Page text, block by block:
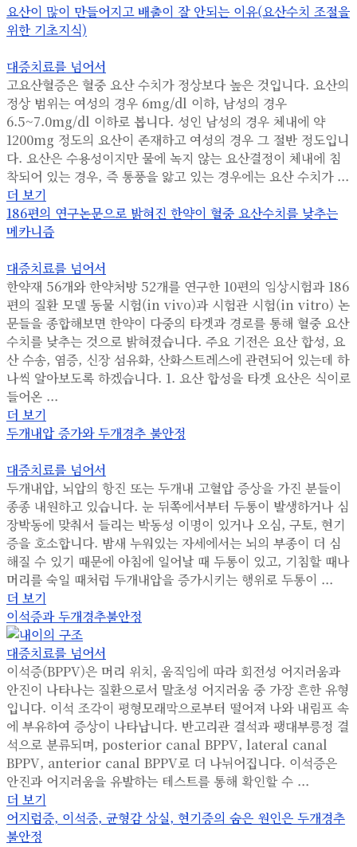
요산이 많이 만들어지고 배출이 잘 안되는 이유(요산수치 조절을
위한 기초지식)
대증치료를 넘어서
고요산혈증은 혈중 요산 수치가 정상보다 높은 것입니다. 요산의
정상 범위는 여성의 경우 6mg/dl 이하, 남성의 경우
6.5~7.0mg/dl 이하로 봅니다. 성인 남성의 경우 체내에 약
1200mg 정도의 요산이 존재하고 여성의 경우 그 절반 정도입니
다. 요산은 수용성이지만 물에 녹지 않는 요산결정이 체내에 침
착되어 있는 경우, 즉 통풍을 앓고 있는 경우에는 요산 수치가 ...
더 보기
186편의 연구논문으로 밝혀진 한약이 혈중 요산수치를 낮추는
메카니즘
대증치료를 넘어서
한약재 56개와 한약처방 52개를 연구한 10편의 임상시험과 186
편의 질환 모델 동물 시험(in vivo)과 시험관 시험(in vitro) 논
문들을 종합해보면 한약이 다중의 타겟과 경로를 통해 혈중 요산
수치를 낮추는 것으로 밝혀졌습니다. 주요 기전은 요산 합성, 요
산 수송, 염증, 신장 섬유화, 산화스트레스에 관련되어 있는데 하
나씩 알아보도록 하겠습니다. 1. 요산 합성을 타겟 요산은 식이로
들어온 ...
더 보기
두개내압 증가와 두개경추 불안정
대증치료를 넘어서
두개내압, 뇌압의 항진 또는 두개내 고혈압 증상을 가진 분들이
종종 내원하고 있습니다. 눈 뒤쪽에서부터 두통이 발생하거나 심
장박동에 맞춰서 들리는 박동성 이명이 있거나 오심, 구토, 현기
증을 호소합니다. 밤새 누워있는 자세에서는 뇌의 부종이 더 심
해질 수 있기 때문에 아침에 일어날 때 두통이 있고, 기침할 때나
머리를 숙일 때처럼 두개내압을 증가시키는 행위로 두통이 ...
더 보기
이석증과 두개경추불안정
대증치료를 넘어서
이석증(BPPV)은 머리 위치, 움직임에 따라 회전성 어지러움과
안진이 나타나는 질환으로서 말초성 어지러움 중 가장 흔한 유형
입니다. 이석 조각이 평형모래막으로부터 떨어져 나와 내림프 속
에 부유하여 증상이 나타납니다. 반고리관 결석과 팽대부릉정 결
석으로 분류되며, posterior canal BPPV, lateral canal
BPPV, anterior canal BPPV로 더 나뉘어집니다. 이석증은
안진과 어지러움을 유발하는 테스트를 통해 확인할 수 ...
더 보기
어지럼증, 이석증, 균형감 상실, 현기증의 숨은 원인은 두개경추
불안정